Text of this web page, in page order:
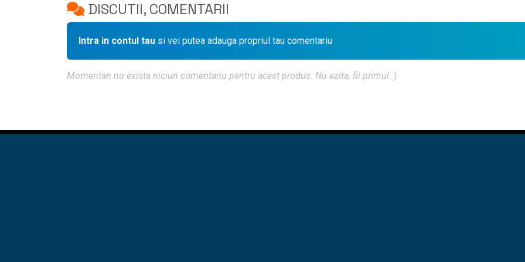
DISCUTII, COMENTARII
Intra in contul tau si vei putea adauga propriul tau comentariu
Momentan nu exista niciun comentariu pentru acest produs. Nu ezita, fii primul :)